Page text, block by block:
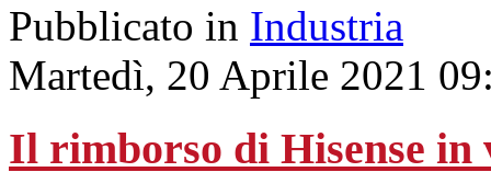
Pubblicato in Industria
Martedì, 20 Aprile 2021
Il rimborso di Hisense in